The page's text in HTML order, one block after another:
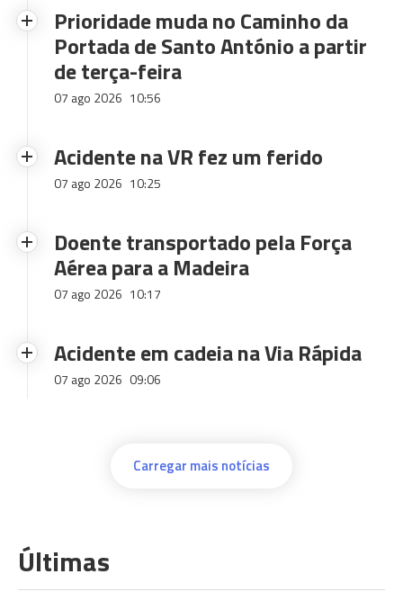
Prioridade muda no Caminho da
Portada de Santo António a partir
de terça-feira
07 ago 2026 10:56
Acidente na VR fez um ferido
07 ago 2026 10:25
Doente transportado pela Força
Aérea para a Madeira
07 ago 2026 10:17
Acidente em cadeia na Via Rápida
07 ago 2026 09:06
Carregar mais notícias
Últimas